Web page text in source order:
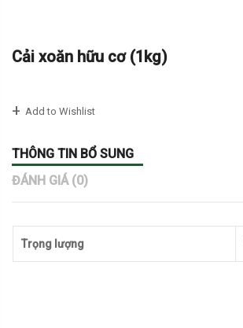
Cải xoăn hữu cơ (1kg)
Add to Wishlist
THÔNG TIN BỔ SUNG
ĐÁNH GIÁ (0)
Trọng lượng